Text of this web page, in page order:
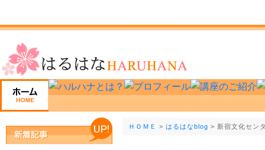
ＨＯＭＥ > はるはなblog > 新宿文化セン